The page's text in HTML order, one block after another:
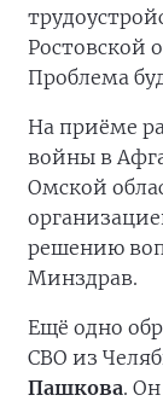
Ростовской
Проблема
На приёме
войны в
Омской
решению
Минздрав.
Ещё одно
СВО из
Пашкова.